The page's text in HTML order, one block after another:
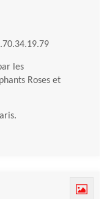
les
Roses et